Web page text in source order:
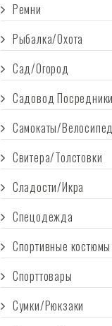
Ремни
Рыбалка/Охота
Сад/Огород
Садовод Посредники
Самокаты/
Свитера/Толстовки
Сладости/Икра
Спецодежда
Спортивные костюмы
Спорттовары
Сумки/Рюкзаки